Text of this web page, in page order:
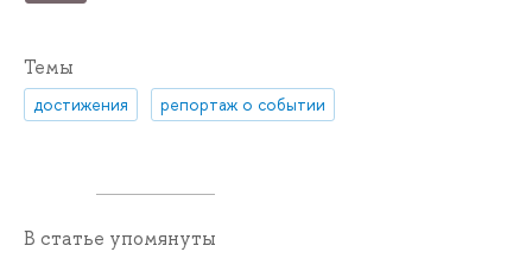
Темы
достижения репортаж о событии
В статье упомянуты